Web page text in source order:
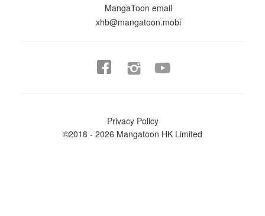
MangaToon email
xhb@mangatoon.mobi
 
Privacy Policy
©2018 - 2026 Mangatoon HK Limited